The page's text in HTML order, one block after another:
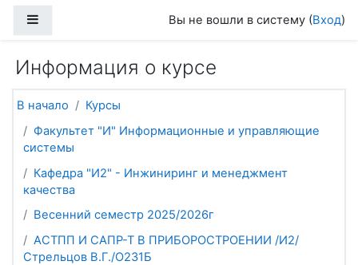
Вы не вошли в систему (Вход)
Информация о курсе
В начало
Курсы
Факультет "И" Информационные и управляющие
системы
Кафедра "И2" - Инжиниринг и менеджмент
качества
Весенний семестр 2025/2026г
АСТПП И САПР-Т В ПРИБОРОСТРОЕНИИ /И2/
Стрельцов В.Г./О231Б